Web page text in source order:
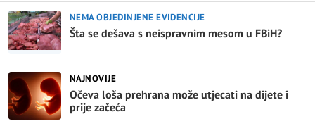
NEMA OBJEDINJENE EVIDENCIJE
Šta se dešava s neispravnim mesom u FBiH?
NAJNOVIJE
Očeva loša prehrana može utjecati na dijete i
prije začeća